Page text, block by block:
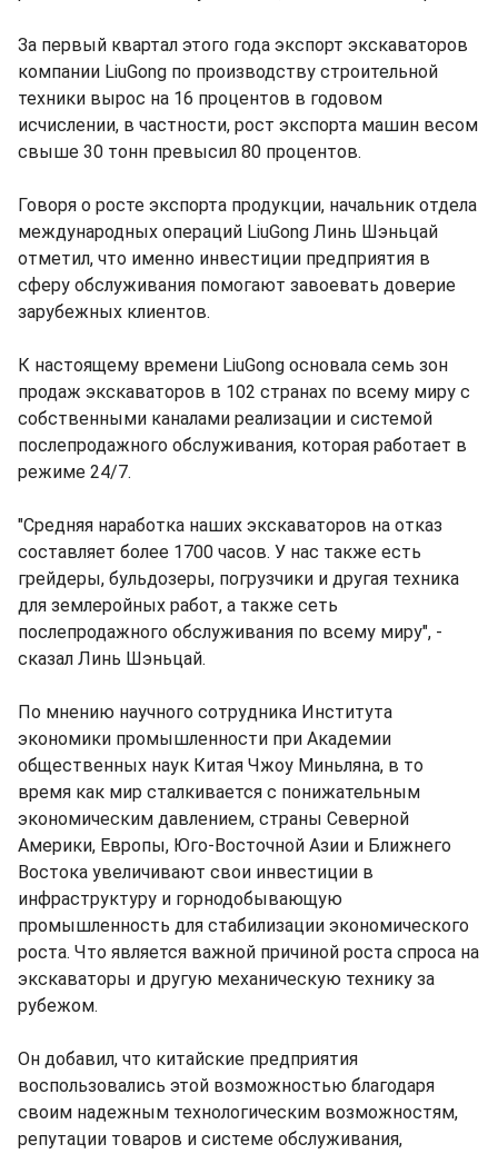
За первый квартал этого года экспорт экскаваторов
компании LiuGong по производству строительной
техники вырос на 16 процентов в годовом
исчислении, в частности, рост экспорта машин весом
свыше 30 тонн превысил 80 процентов.
Говоря о росте экспорта продукции, начальник отдела
международных операций LiuGong Линь Шэньцай
отметил, что именно инвестиции предприятия в
сферу обслуживания помогают завоевать доверие
зарубежных клиентов.
К настоящему времени LiuGong основала семь зон
продаж экскаваторов в 102 странах по всему миру с
собственными каналами реализации и системой
послепродажного обслуживания, которая работает в
режиме 24/7.
"Средняя наработка наших экскаваторов на отказ
составляет более 1700 часов. У нас также есть
грейдеры, бульдозеры, погрузчики и другая техника
для землеройных работ, а также сеть
послепродажного обслуживания по всему миру", -
сказал Линь Шэньцай.
По мнению научного сотрудника Института
экономики промышленности при Академии
общественных наук Китая Чжоу Миньляна, в то
время как мир сталкивается с понижательным
экономическим давлением, страны Северной
Америки, Европы, Юго-Восточной Азии и Ближнего
Востока увеличивают свои инвестиции в
инфраструктуру и горнодобывающую
промышленность для стабилизации экономического
роста. Что является важной причиной роста спроса на
экскаваторы и другую механическую технику за
рубежом.
Он добавил, что китайские предприятия
воспользовались этой возможностью благодаря
своим надежным технологическим возможностям,
репутации товаров и системе обслуживания,